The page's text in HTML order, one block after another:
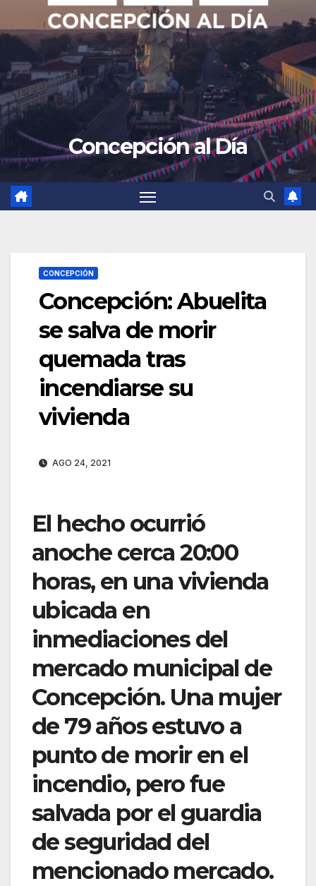
Concepción al Día
CONCEPCIÓN
Concepción: Abuelita
se salva de morir
quemada tras
incendiarse su
vivienda
AGO 24, 2021
El hecho ocurrió
anoche cerca 20:00
horas, en una vivienda
ubicada en
inmediaciones del
mercado municipal de
Concepción. Una mujer
de 79 años estuvo a
punto de morir en el
incendio, pero fue
salvada por el guardia
de seguridad del
mencionado mercado.